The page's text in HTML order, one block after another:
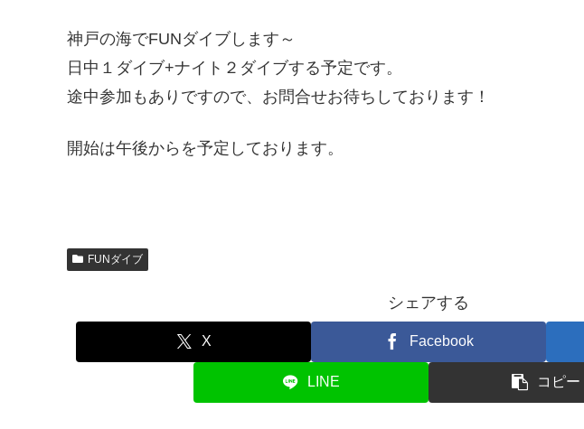
神戸の海でFUNダイブします～
日中１ダイブ+ナイト２ダイブする予定です。
途中参加もありですので、お問合せお待ちしております！
開始は午後からを予定しております。
FUNダイブ
シェアする
X Facebook
LINE コピー